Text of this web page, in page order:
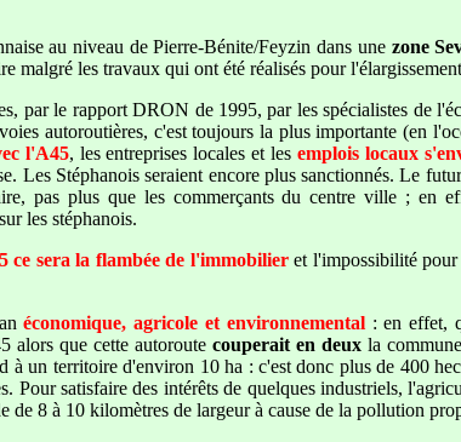
au niveau de Pierre-Bénite/Feyzin dans une zone
malgré les travaux qui ont été réalisés pour
le rapport DRON de 1995, par les spécialistes de
autoroutières, c'est toujours la plus importante (en
l'A45, les entreprises locales et les emplois locaux
Les Stéphanois seraient encore plus sanctionnés. Le
pas plus que les commerçants du centre ville ; en
sur les stéphanois.
ce sera la flambée de l'immobilieret l'impossibilité pour
économique, agricole et environnemental: en effet,
alors que cette autoroute couperait en deux la
un territoire d'environ 10 ha : c'est donc plus de 400
Pour satisfaire des intérêts de quelques industriels,
de 8 à 10 kilomètres de largeur à cause de la pollution